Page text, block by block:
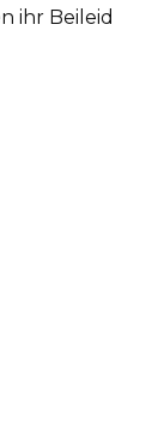
ihr Beileid